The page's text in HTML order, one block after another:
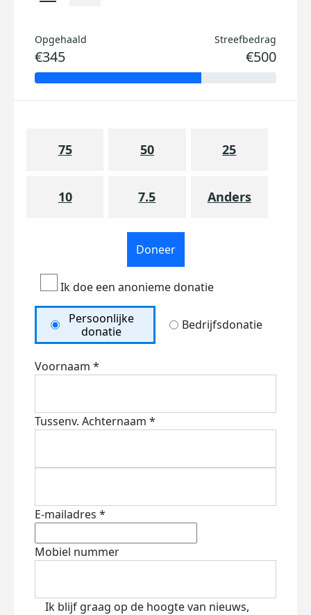
Opgehaald
€345
Streefbedrag
€500
75 50 25
10 7.5 Anders
Doneer
Ik doe een anonieme donatie
Persoonlijke
donatie
Bedrijfsdonatie
Voornaam *
Tussenv. Achternaam *
E-mailadres *
Mobiel nummer
Ik blijf graag op de hoogte van nieuws,